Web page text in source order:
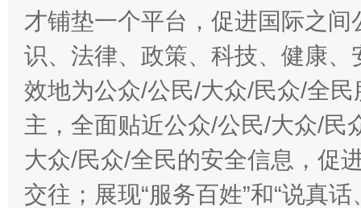
才铺垫一个平台，促进国际之
识、法律、政策、科技、健康
效地为公众/公民/大众/民众/全
主，全面贴近公众/公民/大众/民
大众/民众/全民的安全信息，促
交往；展现“服务百姓”和“说真